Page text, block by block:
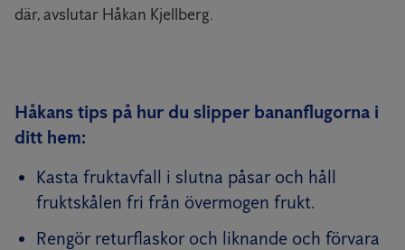
där, avslutar Håkan Kjellberg.
Håkans tips på hur du slipper bananflugorna i
ditt hem:
Kasta fruktavfall i slutna påsar och håll
fruktskålen fri från övermogen frukt.
Rengör returflaskor och liknande och förvara